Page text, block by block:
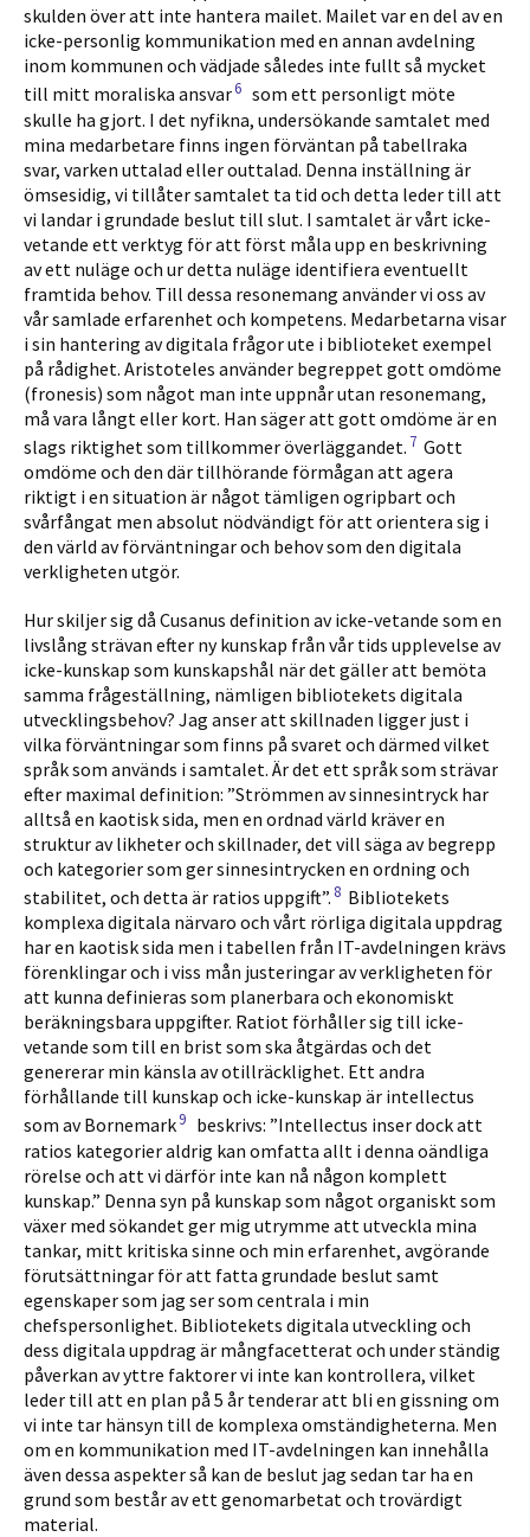
skulden över att inte hantera mailet. Mailet var en del av en
icke-personlig kommunikation med en annan avdelning
inom kommunen och vädjade således inte fullt så mycket
till mitt moraliska ansvar6 som ett personligt möte
skulle ha gjort. I det nyfikna, under­sökande samtalet med
mina medarbetare finns ingen förväntan på tabellraka
svar, varken uttalad eller outtalad. Denna inställning är
ömsesidig, vi tillåter samtalet ta tid och detta leder till att
vi landar i grundade beslut till slut. I samtalet är vårt icke-
vetande ett verktyg för att först måla upp en beskrivning
av ett nuläge och ur detta nuläge identifiera eventuellt
framtida behov. Till dessa resonemang använder vi oss av
vår samlade erfarenhet och kompetens. Medarbe­tarna visar
i sin hantering av digitala frågor ute i biblioteket exempel
på rådighet. Aristoteles använder begreppet gott omdöme
(fronesis) som något man inte uppnår utan resonemang,
må vara långt eller kort. Han säger att gott omdöme är en
slags riktighet som tillkommer överläggandet. 7 Gott
omdöme och den där tillhörande förmågan att agera
riktigt i en situation är något tämligen ogripbart och
svårfångat men absolut nödvändigt för att orientera sig i
den värld av förväntningar och behov som den digitala
verkligheten utgör.
Hur skiljer sig då Cusanus definition av icke-vetande som en
livs­lång strävan efter ny kunskap från vår tids upplevelse av
icke-kun­skap som kunskapshål när det gäller att bemöta
samma frågeställ­ning, nämligen bibliotekets digitala
utvecklingsbehov? Jag anser att skillnaden ligger just i
vilka förväntningar som finns på svaret och därmed vilket
språk som används i samtalet. Är det ett språk som strävar
efter maximal definition: ”Strömmen av sinnesintryck har
alltså en kaotisk sida, men en ordnad värld kräver en
struktur av likheter och skillnader, det vill säga av begrepp
och kategorier som ger sinnesintrycken en ordning och
stabilitet, och detta är ratios uppgift”. 8 Bibliotekets
komplexa digitala närvaro och vårt rörliga digitala uppdrag
har en kaotisk sida men i tabellen från IT-avdelningen krävs
förenklingar och i viss mån justeringar av verkligheten för
att kunna definieras som planerbara och ekonomiskt
beräkningsbara uppgifter. Ratiot förhåller sig till icke-
vetande som till en brist som ska åtgärdas och det
genererar min känsla av otillräcklighet. Ett andra
förhållande till kunskap och icke-kunskap är intellectus
som av Bornemark9 beskrivs: ”Intellectus inser dock att
ratios kategorier aldrig kan omfatta allt i denna oändliga
rörelse och att vi därför inte kan nå någon komplett
kunskap.” Denna syn på kunskap som något organiskt som
växer med sökandet ger mig utrymme att utveckla mina
tankar, mitt kritiska sinne och min erfarenhet, avgörande
förutsättningar för att fatta grundade beslut samt
egenskaper som jag ser som centrala i min
chefspersonlighet. Bibliotekets digitala utveckling och
dess digitala uppdrag är mångfacetterat och under ständig
påverkan av yttre faktorer vi inte kan kontrollera, vilket
leder till att en plan på 5 år tenderar att bli en gissning om
vi inte tar hänsyn till de komplexa omständigheterna. Men
om en kommunikation med IT-avdelningen kan innehålla
även dessa aspekter så kan de beslut jag sedan tar ha en
grund som består av ett genomarbetat och trovärdigt
material.